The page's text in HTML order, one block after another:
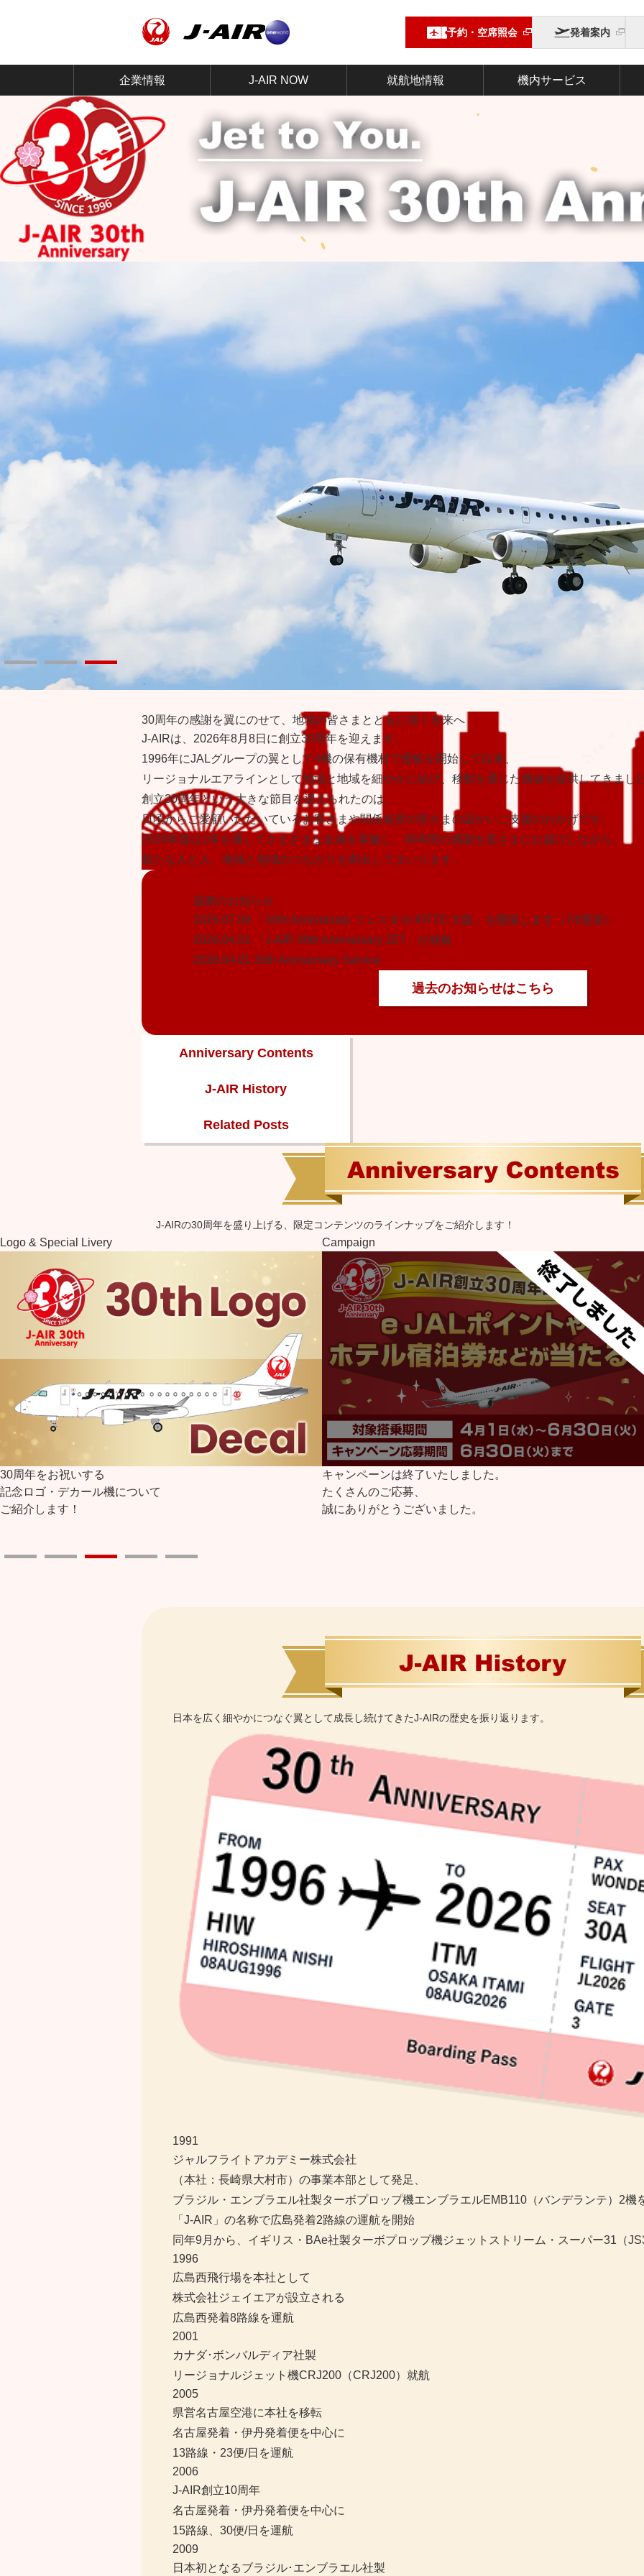
予約・空席照会 発着案内
企業情報 J-AIR NOW 就航地情報 機内サービス
30周年の感謝を翼にのせて、地域の皆さまとともに描く未来へ
J-AIRは、2026年8月8日に創立30周年を迎えます。
1996年にJALグループの翼として4機の保有機材で運航を開始して以来、
リージョナルエアラインとして地域と地域を細やかに結び、移動を通じた価値を提供してきまし
創立30周年という大きな節目を迎えられたのは、
日頃からご愛顧いただいているお客さまや関係各所の皆さまの温かいご支援のおかげです。
2026年度は1年を通してさまざまな企画を実施し、30年間の感謝を皆さまにお届けしながら、
新たな人と人、地域と地域のつながりを創出してまいります。
最新のお知らせ
2026.07.09
「30th Anniversary フェスタ in KITTE 大阪」を開催します（7/9更新）
2026.04.01
「J-AIR 30th Anniversary JET」が就航
2026.04.01 30th Anniversary Service
過去のお知らせはこちら
Anniversary Contents
J-AIR History
Related Posts
J-AIRの30周年を盛り上げる、限定コンテンツのラインナップをご紹介します！
Special Livery
をお祝いする
ゴ・デカール機について
します！
Campaign
キャンペーンは終了いたしました。
たくさんのご応募、
誠にありがとうございました。
日本を広く細やかにつなぐ翼として成長し続けてきたJ-AIRの歴史を振り返ります。
1991
ジャルフライトアカデミー株式会社
（本社：長崎県大村市）の事業本部として発足、
ブラジル・エンブラエル社製ターボプロップ機エンブラエルEMB110（バンデランテ）2機
「J-AIR」の名称で広島発着2路線の運航を開始
同年9月から、イギリス・BAe社製ターボプロップ機ジェットストリーム・スーパー31（
1996
広島西飛行場を本社として
株式会社ジェイエアが設立される
広島西発着8路線を運航
2001
カナダ･ボンバルディア社製
リージョナルジェット機CRJ200（CRJ200）就航
2005
県営名古屋空港に本社を移転
名古屋発着・伊丹発着便を中心に
13路線・23便/日を運航
2006
J-AIR創立10周年
名古屋発着・伊丹発着便を中心に
15路線、30便/日を運航
2009
日本初となるブラジル･エンブラエル社製